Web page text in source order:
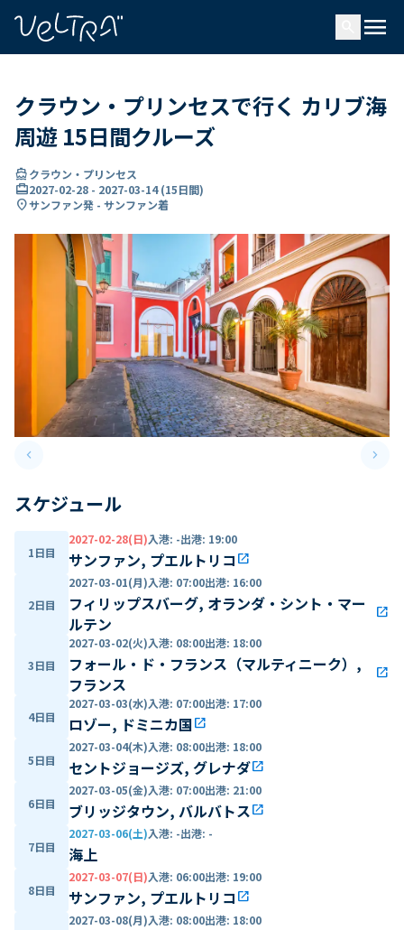
menu
クラウン・プリンセスで行く カリブ海
周遊 15日間クルーズ
directions_boatクラウン・プリンセス
card_travel2027-02-28 - 2027-03-14(15日間)
location_onサンファン発 - サンファン着
keyboard_arrow_leftPrevious slide keyboard_arrow_right
スケジュール
1日目
2027-02-28(日)入港: -出港: 19:00
サンファン, プエルトリコ open_in_new
2日目
2027-03-01(月)入港: 07:00出港: 16:00
フィリップスバーグ, オランダ・シント・マー
ルテン
open_in_new
3日目
2027-03-02(火)入港: 08:00出港: 18:00
フォール・ド・フランス（マルティニーク）,
フランス
open_in_new
4日目
2027-03-03(水)入港: 07:00出港: 17:00
ロゾー, ドミニカ国open_in_new
5日目
2027-03-04(木)入港: 08:00出港: 18:00
セントジョージズ, グレナダopen_in_new
6日目
2027-03-05(金)入港: 07:00出港: 21:00
ブリッジタウン, バルバトスopen_in_new
7日目
2027-03-06(土)入港: -出港: -
海上
8日目
2027-03-07(日)入港: 06:00出港: 19:00
サンファン, プエルトリコ open_in_new
2027-03-08(月)入港: 08:00出港: 18:00